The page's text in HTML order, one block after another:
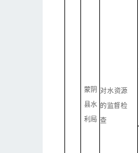
蒙阴
县水
利局
对水资源
的监督检
查